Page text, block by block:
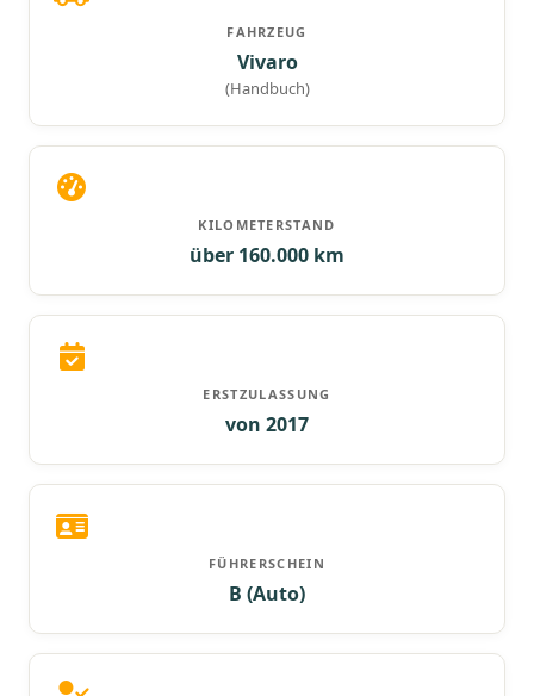
FAHRZEUG
Vivaro
(Handbuch)
KILOMETERSTAND
über 160.000 km
ERSTZULASSUNG
von 2017
FÜHRERSCHEIN
B (Auto)